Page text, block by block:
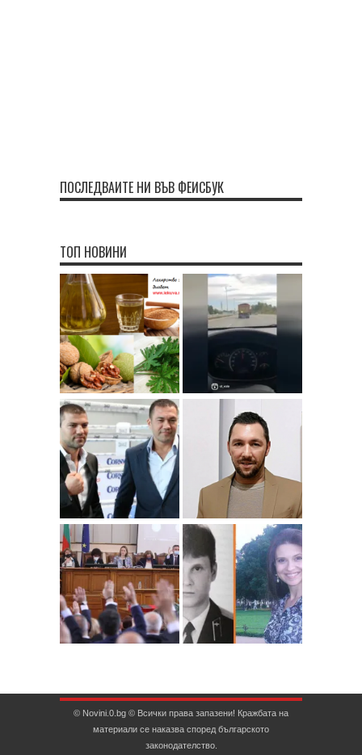
ПОСЛЕДВАЙТЕ НИ ВЪВ ФЕЙСБУК
ТОП НОВИНИ
© Novini.0.bg © Всички права запазени! Кражбата на
материали се наказва според българското
законодателство.